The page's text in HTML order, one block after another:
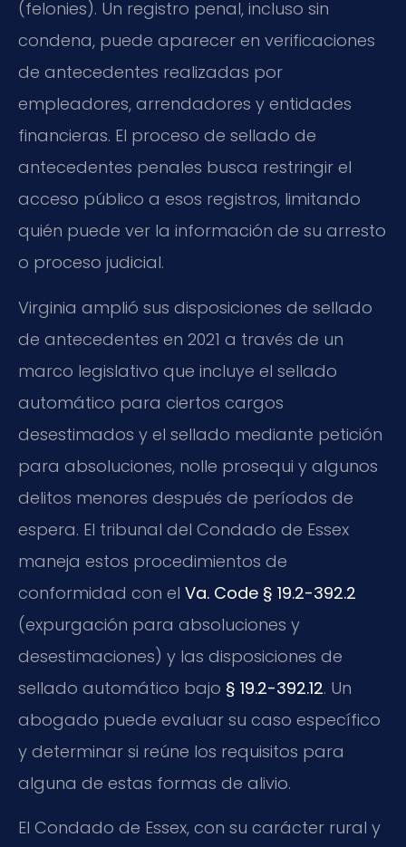
(felonies). Un registro penal, incluso sin
condena, puede aparecer en verificaciones
de antecedentes realizadas por
empleadores, arrendadores y entidades
financieras. El proceso de sellado de
antecedentes penales busca restringir el
acceso público a esos registros, limitando
quién puede ver la información de su arresto
o proceso judicial.
Virginia amplió sus disposiciones de sellado
de antecedentes en 2021 a través de un
marco legislativo que incluye el sellado
automático para ciertos cargos
desestimados y el sellado mediante petición
para absoluciones, nolle prosequi y algunos
delitos menores después de períodos de
espera. El tribunal del Condado de Essex
maneja estos procedimientos de
conformidad con el Va. Code § 19.2-392.2
(expurgación para absoluciones y
desestimaciones) y las disposiciones de
sellado automático bajo § 19.2-392.12. Un
abogado puede evaluar su caso específico
y determinar si reúne los requisitos para
alguna de estas formas de alivio.
El Condado de Essex, con su carácter rural y